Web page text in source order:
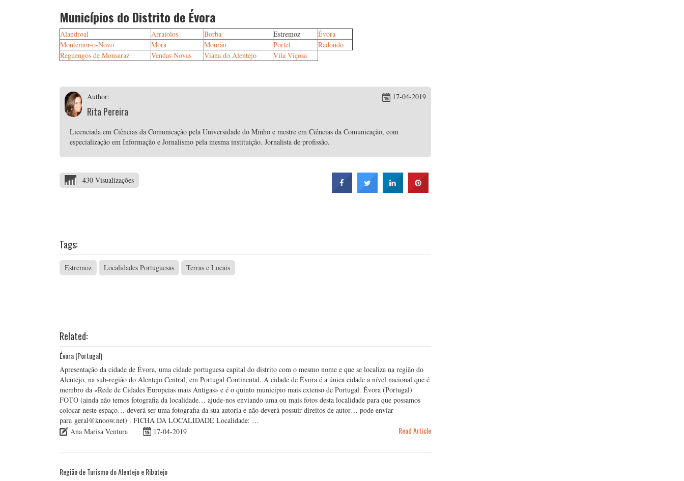
Municípios do Distrito de Évora
Alandroal Arraiolos Borba Estremoz
Évora
Montemor-o-Novo
Mora Mourão Portel
Redondo
Reguengos de Monsaraz
Vendas Novas Viana do Alentejo Vila Viçosa
Author:
Rita Pereira
17-04-2019
Licenciada em Ciências da Comunicação pela Universidade do Minho e mestre em Ciências da Comunicação, com
especialização em Informação e Jornalismo pela mesma instituição. Jornalista de profissão.
430 Visualizações
Tags:
Estremoz Localidades Portuguesas Terras e Locais
Related:
Évora (Portugal)
Apresentação da cidade de Évora, uma cidade portuguesa capital do distrito com o mesmo nome e que se localiza na região do
Alentejo, na sub-região do Alentejo Central, em Portugal Continental. A cidade de Évora é a única cidade a nível nacional que é
membro da «Rede de Cidades Europeias mais Antigas» e é o quinto município mais extenso de Portugal. Évora (Portugal)
FOTO (ainda não temos fotografia da localidade… ajude-nos enviando uma ou mais fotos desta localidade para que possamos
colocar neste espaço… deverá ser uma fotografia da sua autoria e não deverá possuir direitos de autor… pode enviar
para geral@knoow.net) . FICHA DA LOCALIDADE Localidade: …
Ana Marisa Ventura
17-04-2019 Read Article
Região de Turismo do Alentejo e Ribatejo